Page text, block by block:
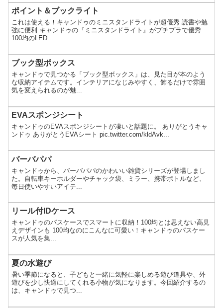
ポイント＆ブックライト
これは使える！キャンドゥのミニスタンドライトが超優秀 読書や勉
強に便利 キャンドゥの『ミニスタンドライト』がプチプラで優秀
100均のLED...
ブック型ボックス
キャンドゥで見つかる「ブック型ボックス」は、見た目が本のよう
な収納アイテムです。インテリアになじみやすく、飾るだけで雰囲
気を変えられるのが魅...
EVAスポンジシート
キャンドゥのEVAスポンジシートが凄いと話題に。 ありがとうキャ
ンドゥ ありがとうEVAシート pic.twitter.com/kldAvk...
バーバパパ
キャンドゥから、バーバパパのかわいい雑貨シリーズが登場しまし
た。自転車キーホルダーやチャック袋、ミラー、携帯ボトルなど、
毎日使いやすいアイテ...
リール付IDケース
キャンドゥのパスケースでスマートに収納！100均とは思えない高見
えデザインも 100均なのにこんなに可愛い！キャンドゥのパスケー
スが人気を集...
夏の水遊び
暑い季節になると、子どもと一緒に気軽に楽しめる遊び道具や、外
遊びを少し快適にしてくれる小物が気になります。今回紹介するの
は、キャンドゥで見つ...